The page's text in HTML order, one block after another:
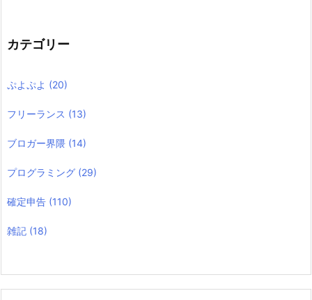
カテゴリー
ぷよぷよ (20)
フリーランス (13)
ブロガー界隈 (14)
プログラミング (29)
確定申告 (110)
雑記 (18)